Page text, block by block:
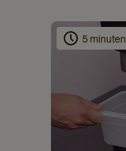
5 minuten